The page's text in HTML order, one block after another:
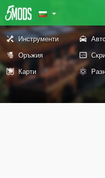
Инструменти
Оръжия
Карти